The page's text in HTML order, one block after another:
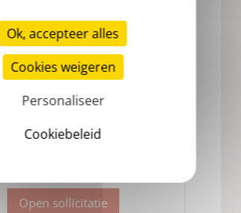
Onze carrieres
Open sollicitatie
Ok, accepteer alles
Cookies weigeren
Personaliseer
Cookiebeleid